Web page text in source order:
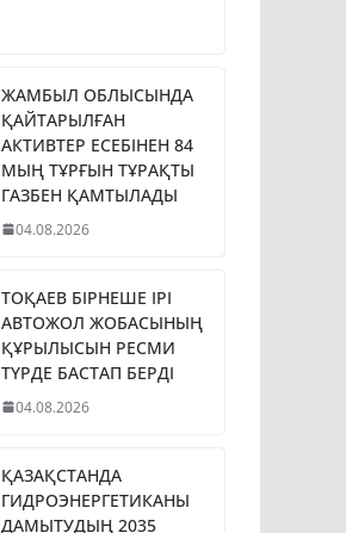
ЖАМБЫЛ ОБЛЫСЫНДА
ҚАЙТАРЫЛҒАН
АКТИВТЕР ЕСЕБІНЕН 84
МЫҢ ТҰРҒЫН ТҰРАҚТЫ
ГАЗБЕН ҚАМТЫЛАДЫ
04.08.2026
ТОҚАЕВ БІРНЕШЕ ІРІ
АВТОЖОЛ ЖОБАСЫНЫҢ
ҚҰРЫЛЫСЫН РЕСМИ
ТҮРДЕ БАСТАП БЕРДІ
04.08.2026
ҚАЗАҚСТАНДА
ГИДРОЭНЕРГЕТИКАНЫ
ДАМЫТУДЫҢ 2035